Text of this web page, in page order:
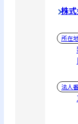
株
所在
法人